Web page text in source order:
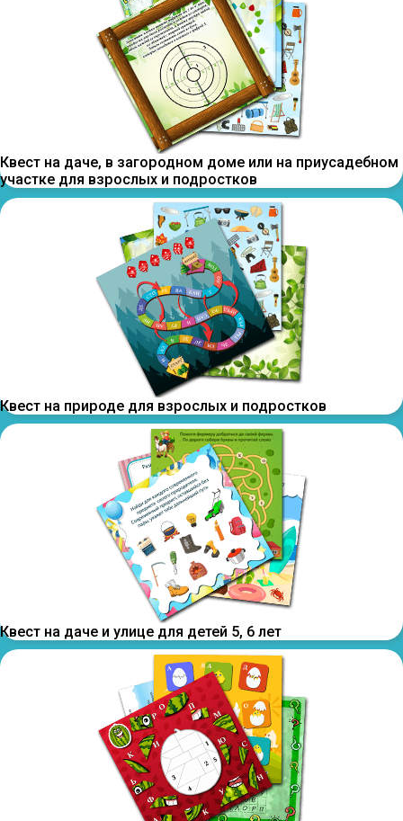
Квест на даче, в загородном доме или на приусадебном
участке для взрослых и подростков
Квест на природе для взрослых и подростков
Квест на даче и улице для детей 5, 6 лет